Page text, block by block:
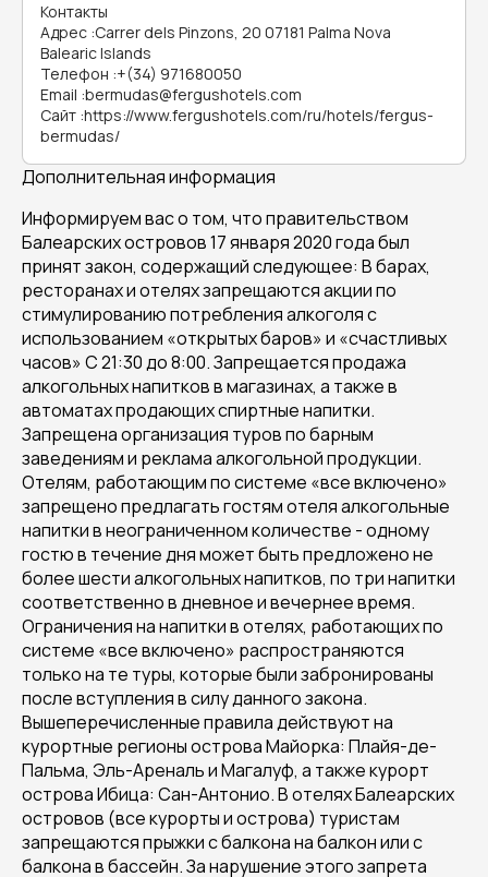
Контакты
Адрес :Carrer dels Pinzons, 20 07181 Palma Nova
Balearic Islands
Телефон :+(34) 971680050
Email :bermudas@fergushotels.com
Сайт :https://www.fergushotels.com/ru/hotels/fergus-
bermudas/
Дополнительная информация
Информируем вас о том, что правительством
Балеарских островов 17 января 2020 года был
принят закон, содержащий следующее: В барах,
ресторанах и отелях запрещаются акции по
стимулированию потребления алкоголя с
использованием «открытых баров» и «счастливых
часов» С 21:30 до 8:00. Запрещается продажа
алкогольных напитков в магазинах, а также в
автоматах продающих спиртные напитки.
Запрещена организация туров по барным
заведениям и реклама алкогольной продукции.
Отелям, работающим по системе «все включено»
запрещено предлагать гостям отеля алкогольные
напитки в неограниченном количестве - одному
гостю в течение дня может быть предложено не
более шести алкогольных напитков, по три напитки
соответственно в дневное и вечернее время.
Ограничения на напитки в отелях, работающих по
системе «все включено» распространяются
только на те туры, которые были забронированы
после вступления в силу данного закона.
Вышеперечисленные правила действуют на
курортные регионы острова Майорка: Плайя-де-
Пальма, Эль-Ареналь и Магалуф, а также курорт
острова Ибица: Сан-Антонио. В отелях Балеарских
островов (все курорты и острова) туристам
запрещаются прыжки с балкона на балкон или с
балкона в бассейн. За нарушение этого запрета